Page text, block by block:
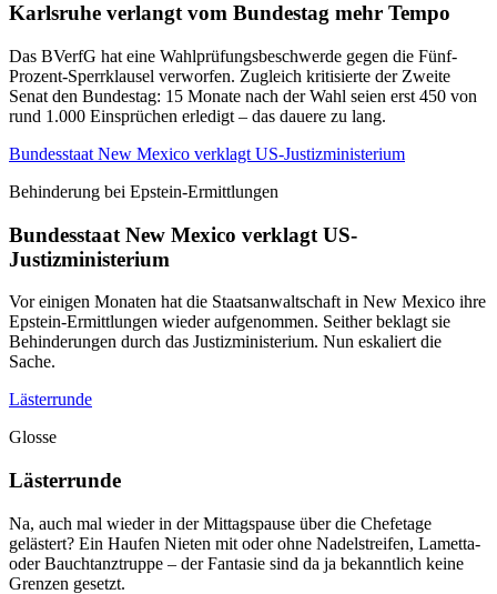
Karlsruhe verlangt vom Bundestag mehr Tempo
Das BVerfG hat eine Wahlprüfungsbeschwerde gegen die Fünf-
Prozent-Sperrklausel verworfen. Zugleich kritisierte der Zweite
Senat den Bundestag: 15 Monate nach der Wahl seien erst 450 von
rund 1.000 Einsprüchen erledigt – das dauere zu lang.
Bundesstaat New Mexico verklagt US-Justizministerium
Behinderung bei Epstein-Ermittlungen
Bundesstaat New Mexico verklagt US-
Justizministerium
Vor einigen Monaten hat die Staatsanwaltschaft in New Mexico ihre
Epstein-Ermittlungen wieder aufgenommen. Seither beklagt sie
Behinderungen durch das Justizministerium. Nun eskaliert die
Sache.
Lästerrunde
Glosse
Lästerrunde
Na, auch mal wieder in der Mittagspause über die Chefetage
gelästert? Ein Haufen Nieten mit oder ohne Nadelstreifen, Lametta-
oder Bauchtanztruppe – der Fantasie sind da ja bekanntlich keine
Grenzen gesetzt.